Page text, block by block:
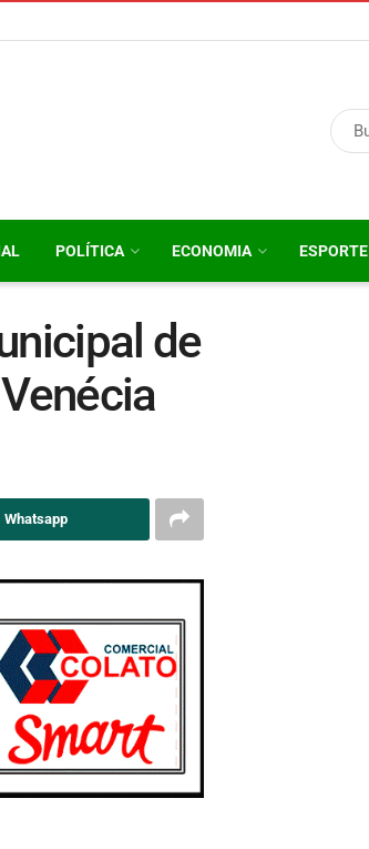
POLÍTICA ECONOMIA ESPORTE
de
Whatsapp